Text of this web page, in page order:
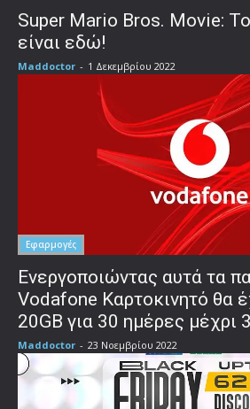
Super Mario Bros. Movie:
είναι εδώ!
Maddoctor - 1 Δεκεμβρίου 2022
Εφαρμογές
Ενεργοποιώντας αυτά τα
Vodafone Καρτοκινητό θα
20GB για 30 ημέρες
Maddoctor - 23 Νοεμβρίου 2022